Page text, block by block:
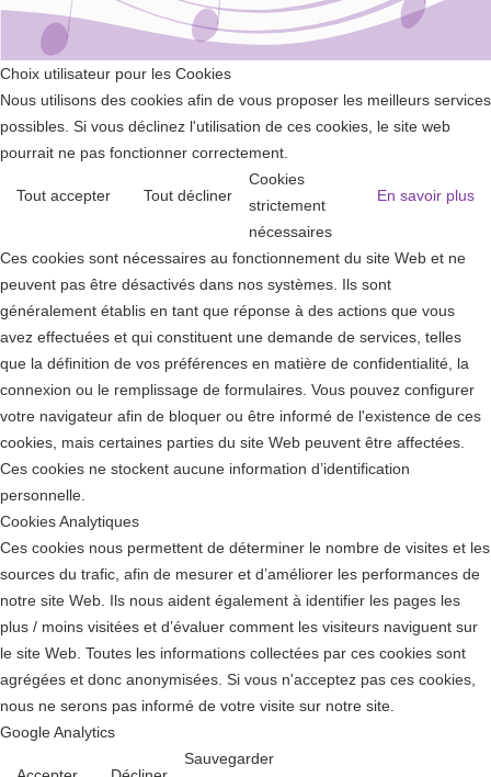
Choix utilisateur pour les Cookies
Nous utilisons des cookies afin de vous proposer les meilleurs services
possibles. Si vous déclinez l'utilisation de ces cookies, le site web
pourrait ne pas fonctionner correctement.
Tout accepter Tout décliner En savoir plus
Cookies
strictement
nécessaires
Ces cookies sont nécessaires au fonctionnement du site Web et ne
peuvent pas être désactivés dans nos systèmes. Ils sont
généralement établis en tant que réponse à des actions que vous
avez effectuées et qui constituent une demande de services, telles
que la définition de vos préférences en matière de confidentialité, la
connexion ou le remplissage de formulaires. Vous pouvez configurer
votre navigateur afin de bloquer ou être informé de l'existence de ces
cookies, mais certaines parties du site Web peuvent être affectées.
Ces cookies ne stockent aucune information d’identification
personnelle.
Cookies Analytiques
Ces cookies nous permettent de déterminer le nombre de visites et les
sources du trafic, afin de mesurer et d’améliorer les performances de
notre site Web. Ils nous aident également à identifier les pages les
plus / moins visitées et d’évaluer comment les visiteurs naviguent sur
le site Web. Toutes les informations collectées par ces cookies sont
agrégées et donc anonymisées. Si vous n'acceptez pas ces cookies,
nous ne serons pas informé de votre visite sur notre site.
Google Analytics
Sauvegarder